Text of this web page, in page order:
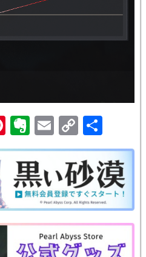
Pi
nt
er
e
st
E
v
er
n
ot
e
E
m
ail
C
o
p
y
Li
n
k
有